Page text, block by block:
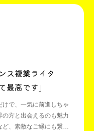
ス複業ライタ
高です」
で、一気に前進しちゃ
方と出会えるのも魅力
、素敵なご縁にも繋が